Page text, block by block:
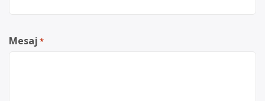
Mesaj *